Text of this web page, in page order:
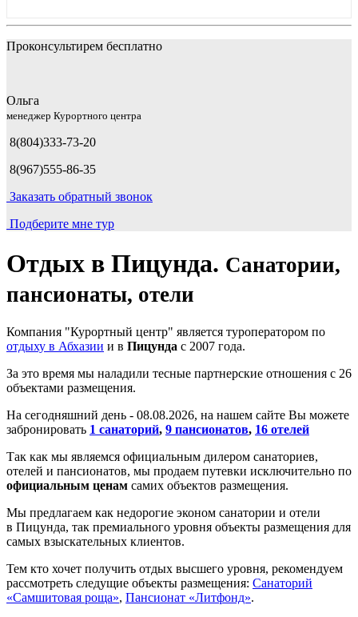
Проконсультирем бесплатно
Ольга
менеджер Курортного центра
8(804)333-73-20
8(967)555-86-35
Заказать обратный звонок
Подберите мне тур
Отдых в Пицунда. Санатории,
пансионаты, отели
Компания "Курортный центр" является туроператором по
отдыху в Абхазии и в Пицунда с 2007 года.
За это время мы наладили тесные партнерские отношения с 26
объектами размещения.
На сегодняшний день - 08.08.2026, на нашем сайте Вы можете
забронировать 1 санаторий, 9 пансионатов, 16 отелей
Так как мы являемся официальным дилером санаториев,
отелей и пансионатов, мы продаем путевки исключительно по
официальным ценам самих объектов размещения.
Мы предлагаем как недорогие эконом санатории и отели
в Пицунда, так премиального уровня объекты размещения для
самых взыскательных клиентов.
Тем кто хочет получить отдых высшего уровня, рекомендуем
рассмотреть следущие объекты размещения: Санаторий
«Самшитовая роща», Пансионат «Литфонд».